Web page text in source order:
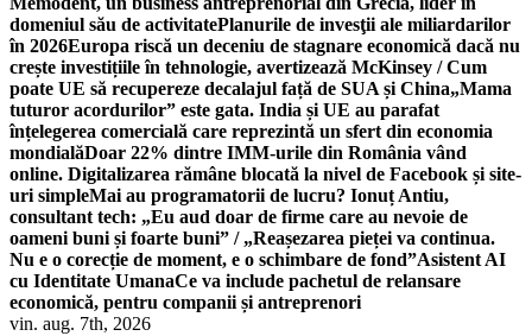
domeniul său de activitatePlanurile de invesţii ale miliardarilor
în 2026Europa riscă un deceniu de stagnare economică dacă nu
crește investițiile în tehnologie, avertizează McKinsey / Cum
poate UE să recupereze decalajul față de SUA și China„Mama
tuturor acordurilor” este gata. India și UE au parafat
înțelegerea comercială care reprezintă un sfert din economia
mondialăDoar 22% dintre IMM-urile din România vând
online. Digitalizarea rămâne blocată la nivel de Facebook și site-
uri simpleMai au programatorii de lucru? Ionuț Antiu,
consultant tech: „Eu aud doar de firme care au nevoie de
oameni buni și foarte buni” / „Reașezarea pieței va continua.
Nu e o corecție de moment, e o schimbare de fond”Asistent AI
cu Identitate UmanaCe va include pachetul de relansare
economică, pentru companii și antreprenori
vin. aug. 7th, 2026